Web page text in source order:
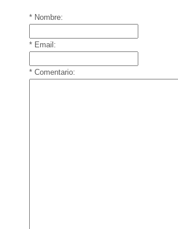
* Nombre:
* Email:
* Comentario: